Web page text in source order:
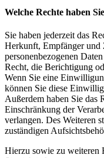
Welche Rechte haben
Sie haben jederzeit das
Herkunft, Empfänger und
personenbezogenen
Recht, die Berichtigung
Wenn Sie eine
können Sie diese
Außerdem haben Sie das
Einschränkung der
verlangen. Des Weiteren
zuständigen
Hierzu sowie zu weiteren